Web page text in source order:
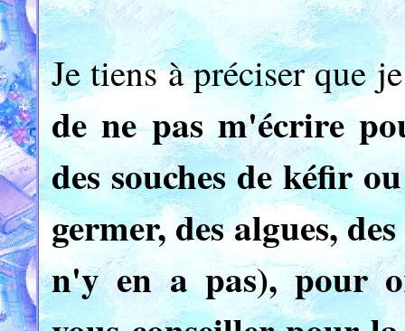
Je tiens à préciser que
de ne pas m'écrire
des souches de kéfir
germer, des algues,
n'y en a pas), pour